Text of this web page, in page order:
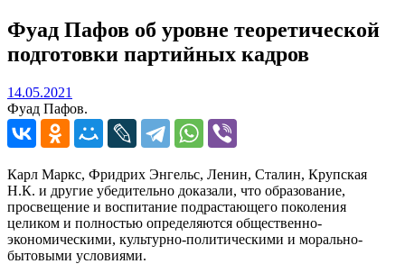
Фуад Пафов об уровне теоретической
подготовки партийных кадров
14.05.2021
Фуад Пафов.
Карл Маркс, Фридрих Энгельс, Ленин, Сталин, Крупская
Н.К. и другие убедительно доказали, что образование,
просвещение и воспитание подрастающего поколения
целиком и полностью определяются общественно-
экономическими, культурно-политическими и морально-
бытовыми условиями.